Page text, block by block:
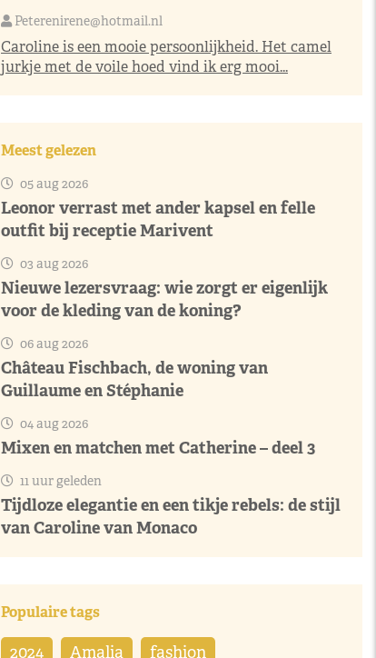
Peterenirene@hotmail.nl
Caroline is een mooie persoonlijkheid. Het camel
jurkje met de voile hoed vind ik erg mooi...
Meest gelezen
05 aug 2026
Leonor verrast met ander kapsel en felle
outfit bij receptie Marivent
03 aug 2026
Nieuwe lezersvraag: wie zorgt er eigenlijk
voor de kleding van de koning?
06 aug 2026
Château Fischbach, de woning van
Guillaume en Stéphanie
04 aug 2026
Mixen en matchen met Catherine – deel 3
11 uur geleden
Tijdloze elegantie en een tikje rebels: de stijl
van Caroline van Monaco
Populaire tags
2024 Amalia fashion